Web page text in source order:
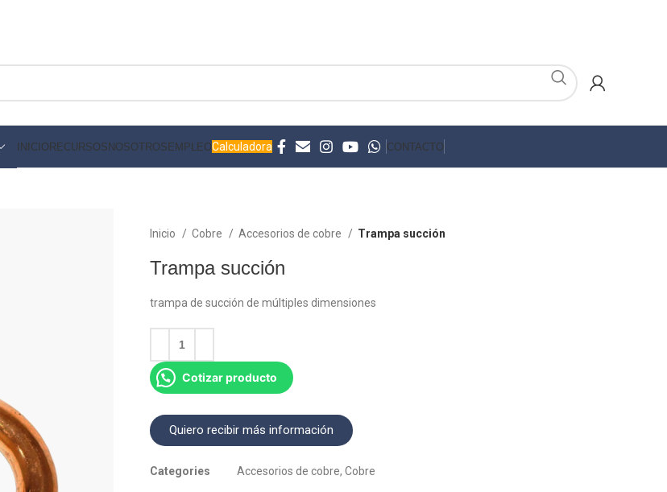
INICIORECURSOSNOSOTROSEMPLEOCalculadora CONTACTO
Inicio Cobre Accesorios de cobre Trampa succión
Trampa succión
trampa de succión de múltiples dimensiones
Cotizar producto
Quiero recibir más información
Categories Accesorios de cobre, Cobre